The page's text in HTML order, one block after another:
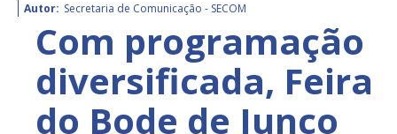
Autor: Secretaria de Comunicação - SECOM
Com programação
diversificada, Feira
do Bode de Junco